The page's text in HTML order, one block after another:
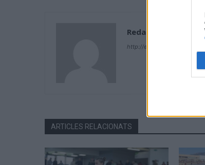
Redacció
http://ebresports.cat
ARTICLES RELACIONATS